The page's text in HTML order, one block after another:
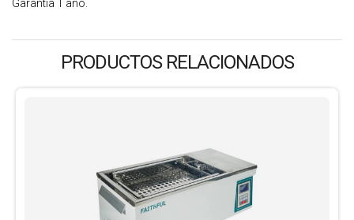
Garantía 1 año.
PRODUCTOS RELACIONADOS